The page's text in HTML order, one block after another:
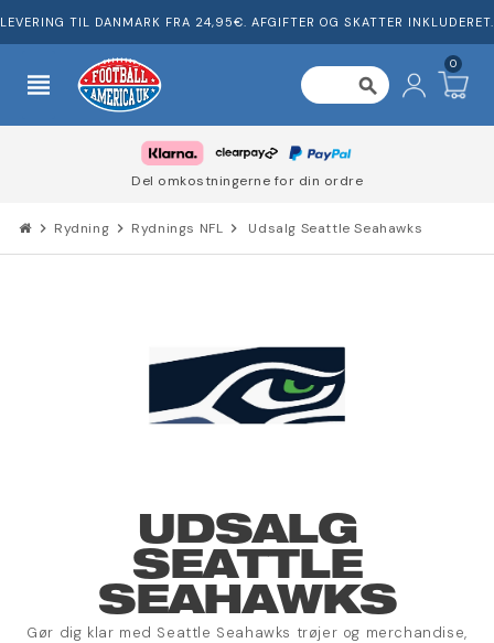
LEVERING TIL DANMARK FRA 24,95€. AFGIFTER OG SKATTER INKLUDERET.
view_headline search
0
Del omkostningerne for din ordre
chevron_right Rydning chevron_right Rydnings NFL chevron_right Udsalg Seattle Seahawks
UDSALG
SEATTLE
SEAHAWKS
Gør dig klar med Seattle Seahawks trøjer og merchandise,